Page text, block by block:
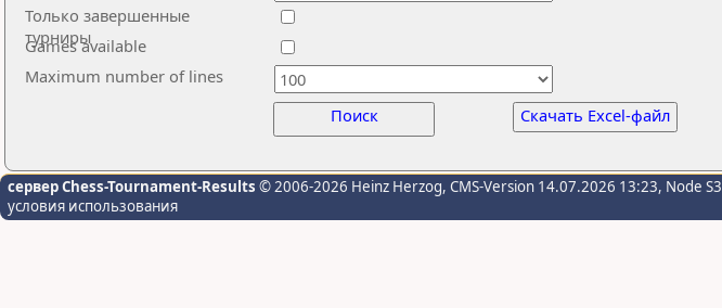
Только завершенные
турниры
Games available
Maximum number of lines
Поиск
Скачать Excel-файл
сервер Chess-Tournament-Results © 2006-2026 Heinz Herzog, CMS-Version 14.07.2026 13:23, Node S3
условия использования